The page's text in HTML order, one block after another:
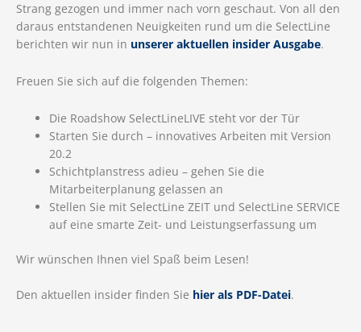
Strang gezogen und immer nach vorn geschaut. Von all den
daraus entstandenen Neuigkeiten rund um die SelectLine
berichten wir nun in unserer aktuellen insider Ausgabe.
Freuen Sie sich auf die folgenden Themen:
Die Roadshow SelectLineLIVE steht vor der Tür
Starten Sie durch – innovatives Arbeiten mit Version
20.2
Schichtplanstress adieu – gehen Sie die
Mitarbeiterplanung gelassen an
Stellen Sie mit SelectLine ZEIT und SelectLine SERVICE
auf eine smarte Zeit- und Leistungserfassung um
Wir wünschen Ihnen viel Spaß beim Lesen!
Den aktuellen insider finden Sie hier als PDF-Datei.